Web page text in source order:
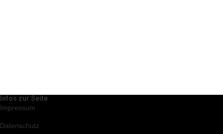
Infos zur Seite
Impressum
Datenschutz